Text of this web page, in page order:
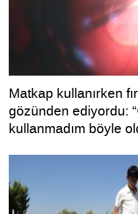
Matkap kullanırken
gözünden ediyordu:
kullanmadım böyle